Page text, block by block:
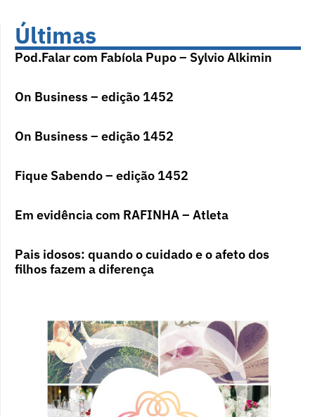
Últimas
Pod.Falar com Fabíola Pupo – Sylvio Alkimin
On Business – edição 1452
On Business – edição 1452
Fique Sabendo – edição 1452
Em evidência com RAFINHA – Atleta
Pais idosos: quando o cuidado e o afeto dos
filhos fazem a diferença